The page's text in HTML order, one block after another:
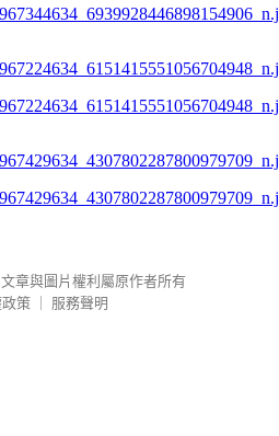
文章與圖片權利屬原作者所有
策
服務聲明